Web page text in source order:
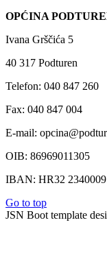
OPĆINA
Ivana Grščića 5
40 317 Podturen
Telefon: 040 847 260
Fax: 040 847 004
E-mail:
OIB: 86969011305
IBAN: HR32
Go to top
JSN Boot template